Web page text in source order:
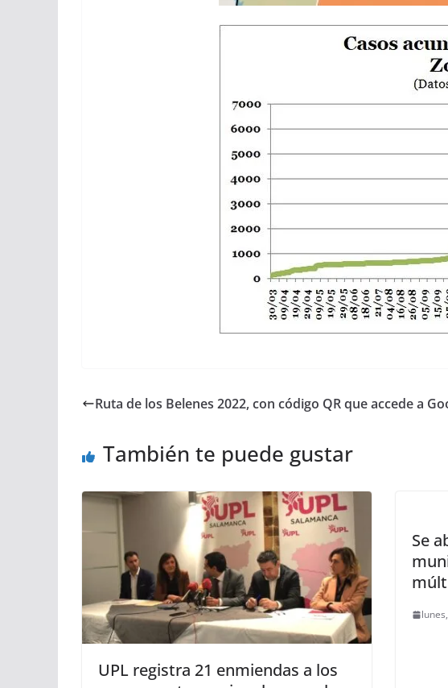
Ruta de los Belenes 2022, con código QR que accede a
También te puede gustar
UPL registra 21 enmiendas a los
Se